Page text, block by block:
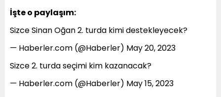
İşte o paylaşım:
Sizce Sinan Oğan 2. turda kimi destekleyecek?
— Haberler.com (@Haberler) May 20, 2023
Sizce 2. turda seçimi kim kazanacak?
— Haberler.com (@Haberler) May 15, 2023